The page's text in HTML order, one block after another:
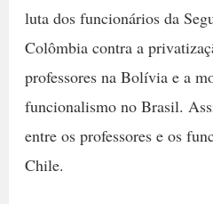
luta dos funcionários da
Colômbia contra a
professores na Bolívia e a
funcionalismo no Brasil.
entre os professores e os
Chile.